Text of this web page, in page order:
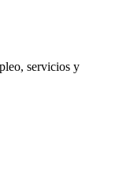
servicios y